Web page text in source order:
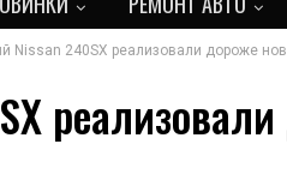
Nissan 240SX реализовали дороже